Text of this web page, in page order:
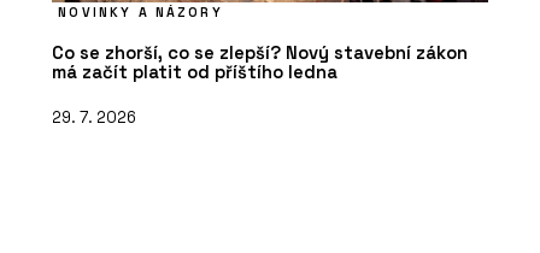
NOVINKY A NÁZORY
Co se zhorší, co se zlepší? Nový stavební zákon
má začít platit od příštího ledna
29. 7. 2026